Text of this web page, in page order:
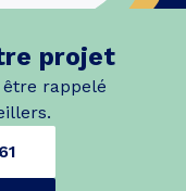
projet
rappelé